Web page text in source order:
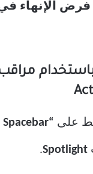
فرض الإنهاء
على “Command + Spacebar”
Spotlight
.